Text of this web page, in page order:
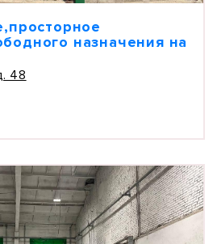
назначения на
48